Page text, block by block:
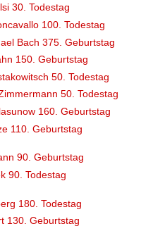
30. Todestag
100. Todestag
Bach 375. Geburtstag
150. Geburtstag
50. Todestag
50. Todestag
160. Geburtstag
110. Geburtstag
90. Geburtstag
90. Todestag
180. Todestag
130. Geburtstag